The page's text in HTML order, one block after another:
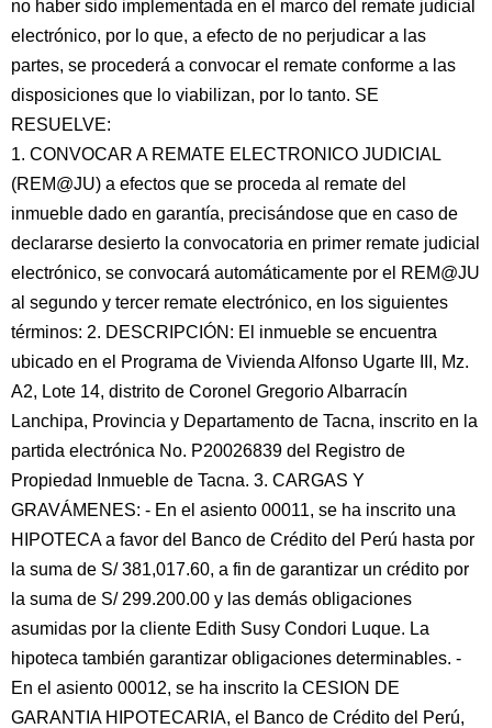
no haber sido implementada en el marco del remate judicial
electrónico, por lo que, a efecto de no perjudicar a las
partes, se procederá a convocar el remate conforme a las
disposiciones que lo viabilizan, por lo tanto. SE
RESUELVE:
1. CONVOCAR A REMATE ELECTRONICO JUDICIAL
(REM@JU) a efectos que se proceda al remate del
inmueble dado en garantía, precisándose que en caso de
declararse desierto la convocatoria en primer remate judicial
electrónico, se convocará automáticamente por el REM@JU
al segundo y tercer remate electrónico, en los siguientes
términos: 2. DESCRIPCIÓN: El inmueble se encuentra
ubicado en el Programa de Vivienda Alfonso Ugarte III, Mz.
A2, Lote 14, distrito de Coronel Gregorio Albarracín
Lanchipa, Provincia y Departamento de Tacna, inscrito en la
partida electrónica No. P20026839 del Registro de
Propiedad Inmueble de Tacna. 3. CARGAS Y
GRAVÁMENES: - En el asiento 00011, se ha inscrito una
HIPOTECA a favor del Banco de Crédito del Perú hasta por
la suma de S/ 381,017.60, a fin de garantizar un crédito por
la suma de S/ 299.200.00 y las demás obligaciones
asumidas por la cliente Edith Susy Condori Luque. La
hipoteca también garantizar obligaciones determinables. -
En el asiento 00012, se ha inscrito la CESION DE
GARANTIA HIPOTECARIA, el Banco de Crédito del Perú,